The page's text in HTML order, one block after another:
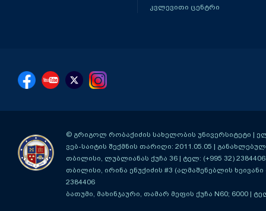
კვლევითი ცენტრი
© გრიგოლ რობაქიძის სახელობის უნივერსიტეტი |
ვებ-საიტის შექმნის თარიღი: 2011.05.05 |
თბილისი, ლუბლიანას ქუჩა 36 | ტელ: (+995 32)
თბილისი, ირინა ენუქიძის #3 (აღმაშენებლის ხეივანი
2384406
ბათუმი, მახინჯაური, თამარ მეფის ქუჩა N60; 6000 |